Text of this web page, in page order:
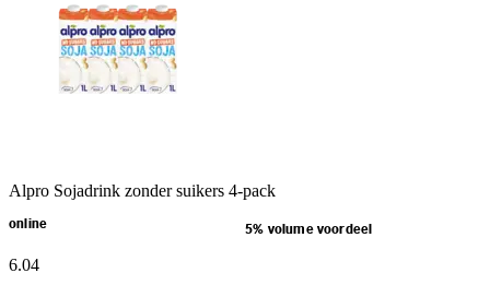
Alpro Sojadrink zonder suikers 4-pack
online 5% volume voordeel
6.04